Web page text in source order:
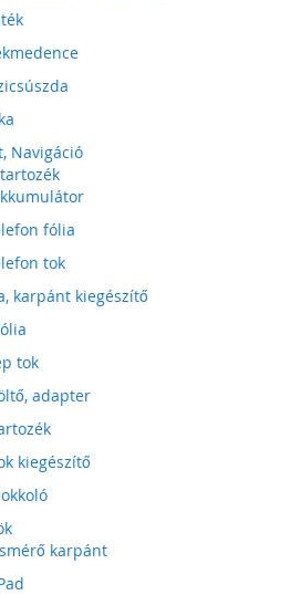
Navigáció
fólia
tok
karpánt kiegészítő
tok
adapter
kiegészítő
karpánt